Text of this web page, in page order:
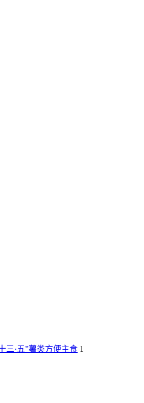
三·五”薯类方便主食 1